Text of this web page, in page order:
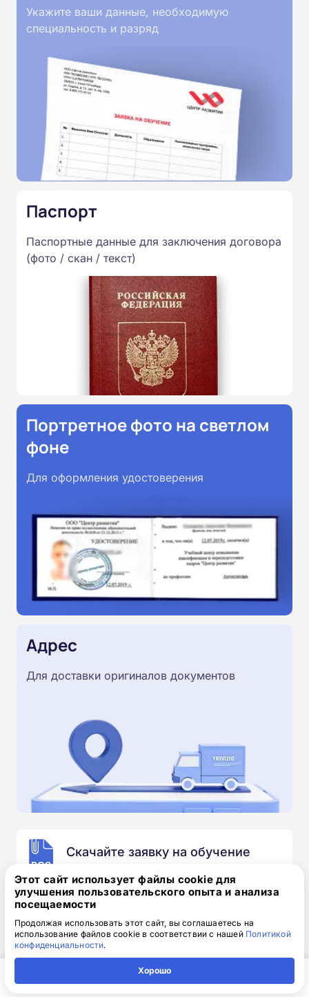
Укажите ваши данные, необходимую
специальность и разряд
Паспорт
Паспортные данные для заключения договора
(фото / скан / текст)
Портретное фото на светлом
фоне
Для оформления удостоверения
Адрес
Для доставки оригиналов документов
Скачайте заявку на обучение
Скачайте шаблон, заполните и отправьте по
электронной почте
Обязательно укажите контактный номер телефон.
Наш специалист свяжется с вами и утонит все
детали.
Этот сайт использует файлы cookie для
улучшения пользовательского опыта и анализа
посещаемости
Продолжая использовать этот сайт, вы соглашаетесь на
использование файлов cookie в соответствии с нашей Политикой
конфиденциальности.
Хорошо